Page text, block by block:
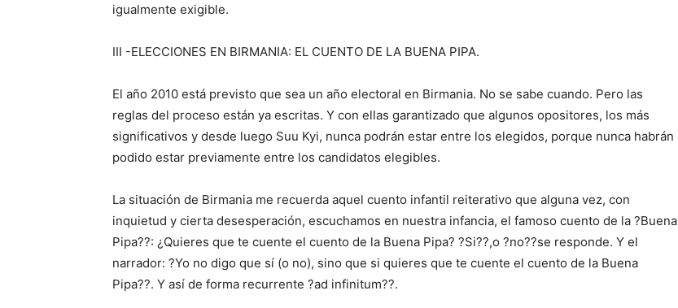
igualmente exigible.
III -ELECCIONES EN BIRMANIA: EL CUENTO DE LA BUENA PIPA.
El año 2010 está previsto que sea un año electoral en Birmania. No se sabe cuando. Pero las
reglas del proceso están ya escritas. Y con ellas garantizado que algunos opositores, los más
significativos y desde luego Suu Kyi, nunca podrán estar entre los elegidos, porque nunca habrán
podido estar previamente entre los candidatos elegibles.
La situación de Birmania me recuerda aquel cuento infantil reiterativo que alguna vez, con
inquietud y cierta desesperación, escuchamos en nuestra infancia, el famoso cuento de la ?Buena
Pipa??: ¿Quieres que te cuente el cuento de la Buena Pipa? ?Si??,o ?no??se responde. Y el
narrador: ?Yo no digo que sí (o no), sino que si quieres que te cuente el cuento de la Buena
Pipa??. Y así de forma recurrente ?ad infinitum??.